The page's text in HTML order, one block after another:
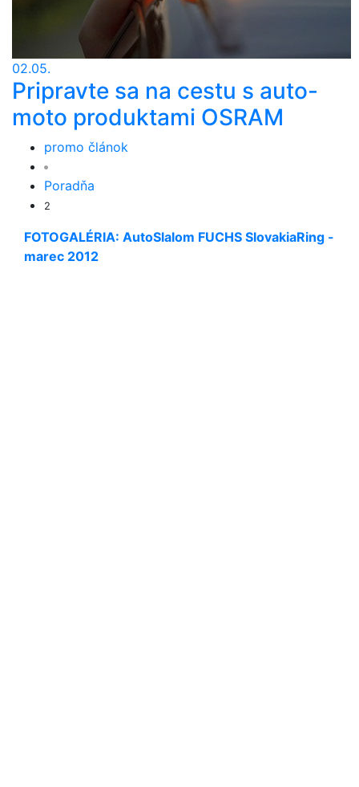
02.05.
Pripravte sa na cestu s auto-
moto produktami OSRAM
promo článok
Poradňa
2
FOTOGALÉRIA: AutoSlalom FUCHS SlovakiaRing -
marec 2012